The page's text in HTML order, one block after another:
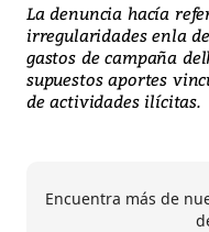
La denuncia hacía
irregularidades enla
gastos de campaña
supuestos aportes
de actividades ilícitas.
Encuentra más de